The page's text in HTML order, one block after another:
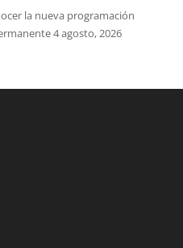
la nueva programación
4 agosto, 2026